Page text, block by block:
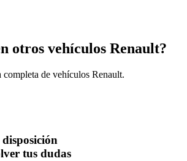
otros vehículos Renault?
completa de vehículos Renault.
disposición
tus dudas